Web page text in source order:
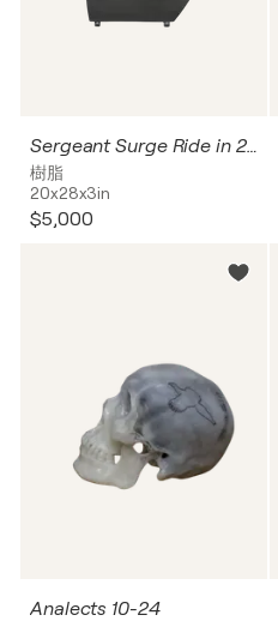
Sergeant Surge Ride in 2024 GMC Hummer EV SUV
樹脂
20x28x3in
$5,000
Analects 10-24